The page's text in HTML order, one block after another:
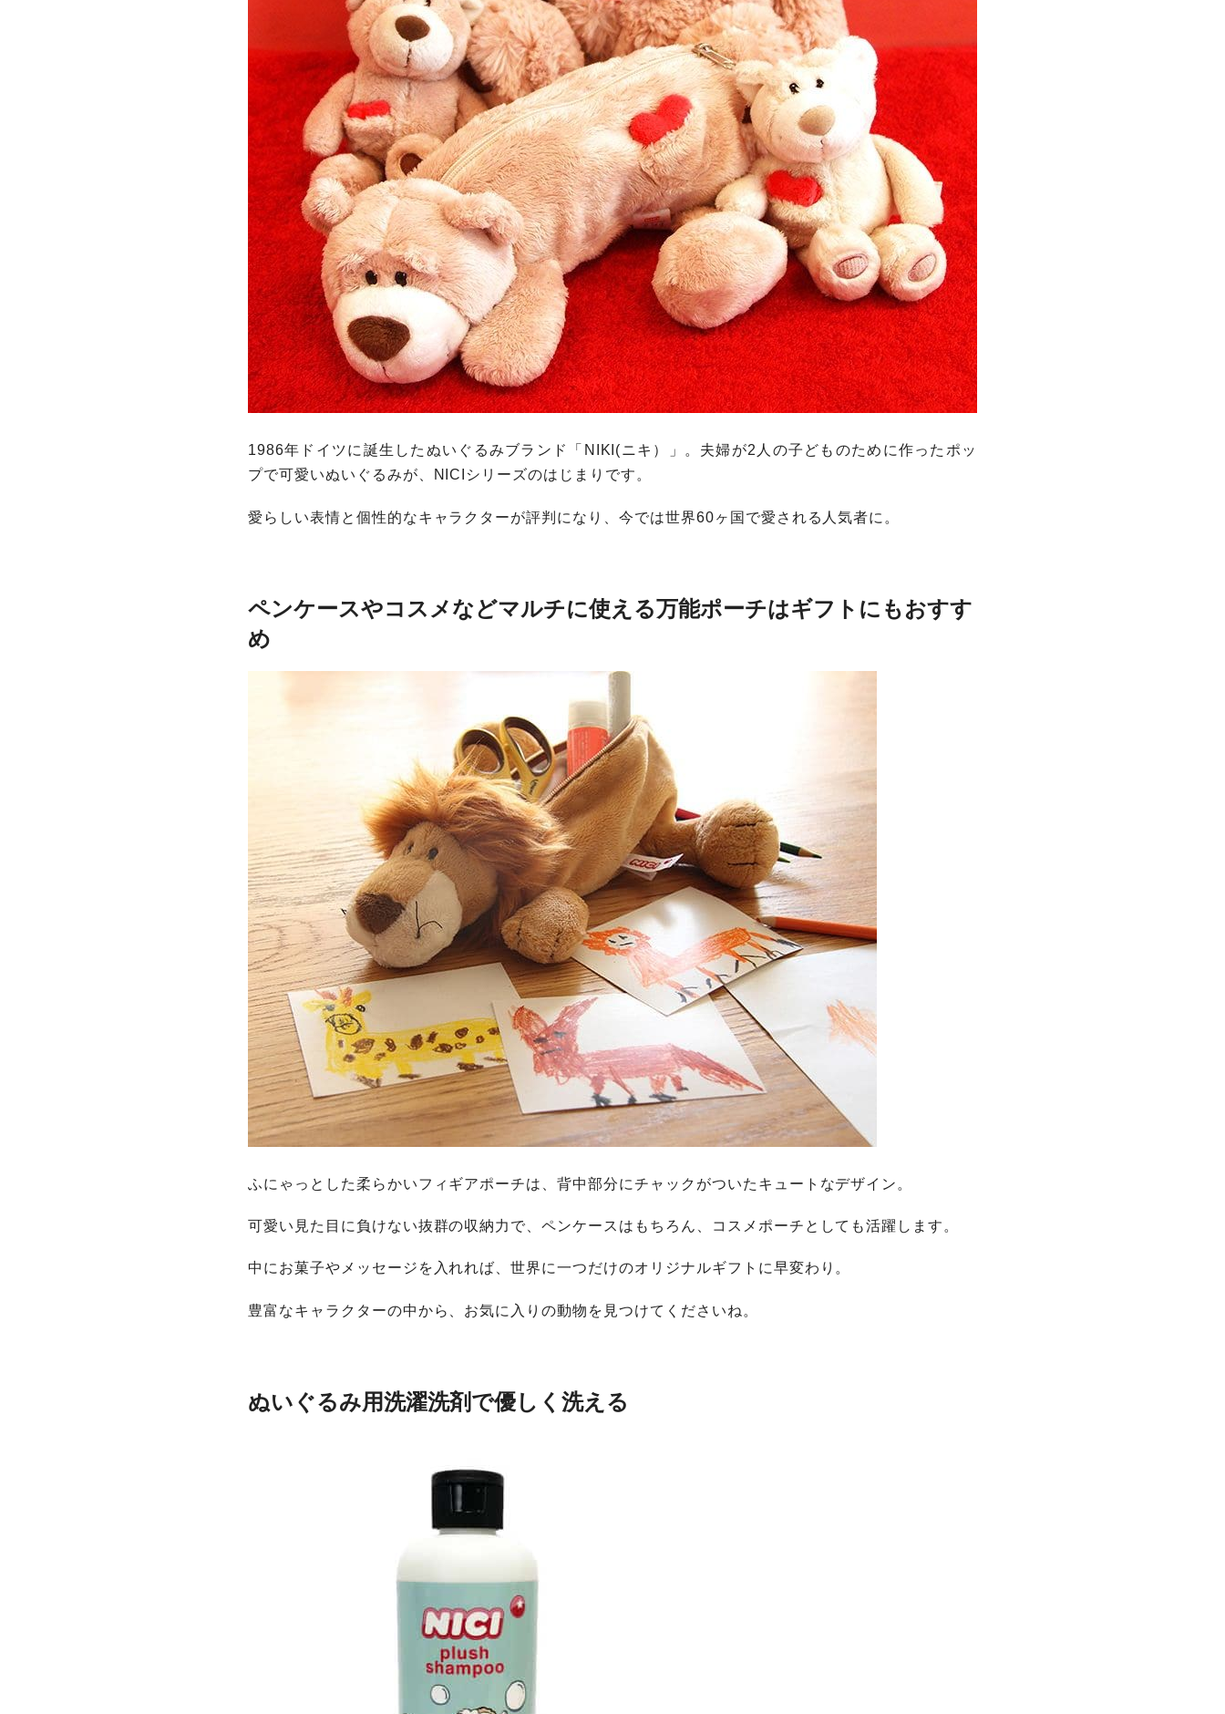
1986年ドイツに誕生したぬいぐるみブランド「NIKI(ニキ）」。夫婦が2人の子どものために作ったポッ
プで可愛いぬいぐるみが、NICIシリーズのはじまりです。
愛らしい表情と個性的なキャラクターが評判になり、今では世界60ヶ国で愛される人気者に。
ペンケースやコスメなどマルチに使える万能ポーチはギフトにもおすす
め
ふにゃっとした柔らかいフィギアポーチは、背中部分にチャックがついたキュートなデザイン。
可愛い見た目に負けない抜群の収納力で、ペンケースはもちろん、コスメポーチとしても活躍します。
中にお菓子やメッセージを入れれば、世界に一つだけのオリジナルギフトに早変わり。
豊富なキャラクターの中から、お気に入りの動物を見つけてくださいね。
ぬいぐるみ用洗濯洗剤で優しく洗える